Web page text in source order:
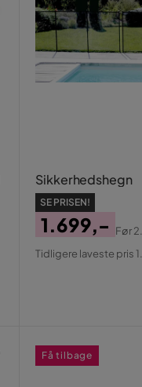
Sikkerhedshegn
SE PRISEN!
Pris
1.699,-
Original
Før
Tidligere laveste pris
Få tilbage